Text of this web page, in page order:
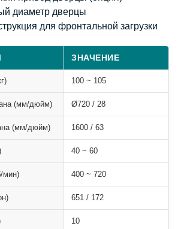
диаметр дверцы
для фронтальной загрузки
ЗНАЧЕНИЕ
100 ~ 105
(мм/дюйм) Ø720 / 28
(мм/дюйм) 1600 / 63
40 ~ 60
мин) 400 ~ 720
651 / 172
10